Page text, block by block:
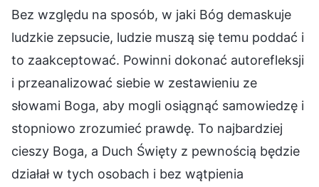
Bez względu na sposób, w jaki Bóg demaskuje
ludzkie zepsucie, ludzie muszą się temu poddać i
to zaakceptować. Powinni dokonać autorefleksji
i przeanalizować siebie w zestawieniu ze
słowami Boga, aby mogli osiągnąć samowiedzę i
stopniowo zrozumieć prawdę. To najbardziej
cieszy Boga, a Duch Święty z pewnością będzie
działał w tych osobach i bez wątpienia